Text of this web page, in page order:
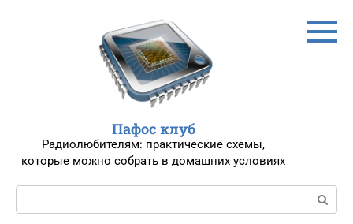
Пафос клуб
Радиолюбителям: практические схемы,
которые можно собрать в домашних условиях
Поиск: